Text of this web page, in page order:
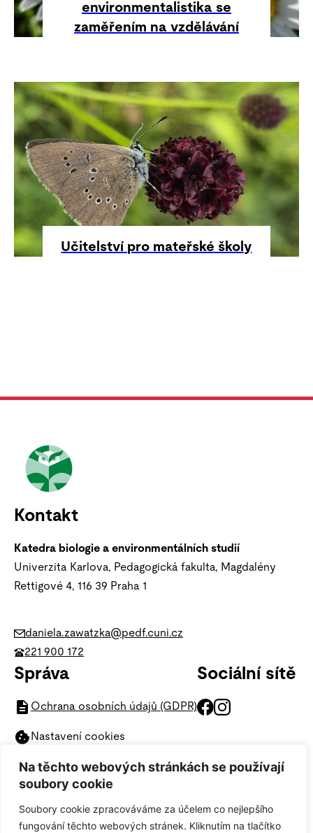
Na těchto webových stránkách se používají
soubory cookie
Soubory cookie zpracováváme za účelem co nejlepšího
fungování těchto webových stránek. Kliknutím na tlačítko
environmentalistika se
zaměřením na vzdělávání
Učitelství pro mateřské školy
Kontakt
Katedra biologie a environmentálních studií
Univerzita Karlova, Pedagogická fakulta, Magdalény
Rettigové 4, 116 39 Praha 1
daniela.zawatzka@pedf.cuni.cz
221 900 172
Správa
Ochrana osobních údajů (GDPR)
Nastavení cookies
Sociální sítě
Odkazy
Pedagogická fakulta
Univerzita Karlova